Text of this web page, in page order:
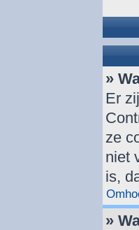
»
Er
ze
niet
is,
»